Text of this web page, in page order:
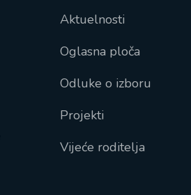
Aktuelnosti
Oglasna ploča
Odluke o izboru
Projekti
Vijeće roditelja